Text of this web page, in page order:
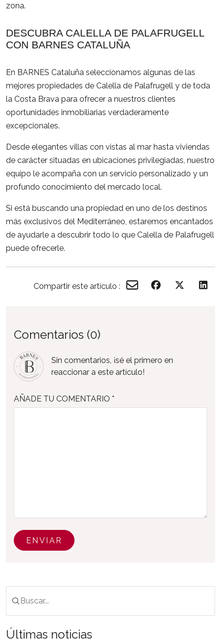
zona.
DESCUBRA CALELLA DE PALAFRUGELL
CON BARNES CATALUÑA
En BARNES Cataluña seleccionamos algunas de las
mejores propiedades de Calella de Palafrugell y de toda
la Costa Brava para ofrecer a nuestros clientes
oportunidades inmobiliarias verdaderamente
excepcionales.
Desde elegantes villas con vistas al mar hasta viviendas
de carácter situadas en ubicaciones privilegiadas, nuestro
equipo le acompaña con un servicio personalizado y un
profundo conocimiento del mercado local.
Si está buscando una propiedad en uno de los destinos
más exclusivos del Mediterráneo, estaremos encantados
de ayudarle a descubrir todo lo que Calella de Palafrugell
puede ofrecerle.
Compartir este artículo :
Comentarios (0)
Sin comentarios, ¡sé el primero en
reaccionar a este artículo!
AÑADE TU COMENTARIO *
ENVIAR
Últimas noticias